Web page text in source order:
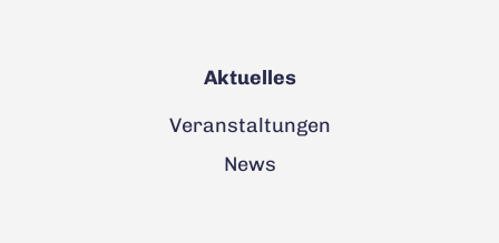
Aktuelles
Veranstaltungen
News